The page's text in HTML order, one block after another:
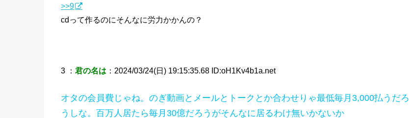
>>9
cdって作るのにそんなに労力かかんの？
3 ： 君の名は ：2024/03/24(日) 19:15:35.68 ID:oH1Kv4b1a.net
オタの会員費じゃね。のぎ動画とメールとトークとか合わせりゃ最低毎月3,000払うだろ
うしな。百万人居たら毎月30億だろうがそんなに居るわけ無いかないか